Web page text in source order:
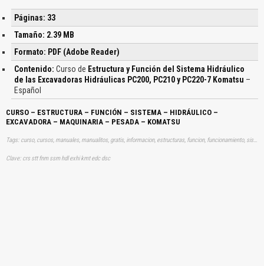
Páginas: 33
Tamaño: 2.39 MB
Formato: PDF (Adobe Reader)
Contenido: Curso de Estructura y Función del Sistema Hidráulico
de las Excavadoras Hidráulicas PC200, PC210 y PC220-7 Komatsu –
Español
CURSO – ESTRUCTURA – FUNCIÓN – SISTEMA – HIDRÁULICO –
EXCAVADORA – MAQUINARIA – PESADA – KOMATSU
Tags: curso, cursos, manuales, manualitos, gratis, informacion, estructuras, funcion, funcionamiento, sistemas, hidraulicos, hidraulicas, aprender, descargas
Clave: crs stt fnm ssm hdl exhi kmt edc dsc